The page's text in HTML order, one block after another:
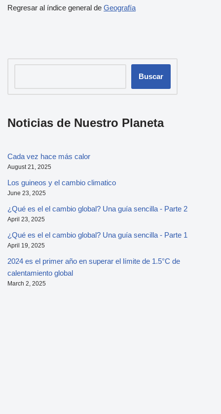
Regresar al índice general de Geografía
Buscar
Noticias de Nuestro Planeta
Cada vez hace más calor
August 21, 2025
Los guineos y el cambio climatico
June 23, 2025
¿Qué es el el cambio global? Una guía sencilla - Parte 2
April 23, 2025
¿Qué es el el cambio global? Una guía sencilla - Parte 1
April 19, 2025
2024 es el primer año en superar el límite de 1.5°C de
calentamiento global
March 2, 2025